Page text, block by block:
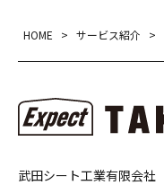
HOME > サービス紹介 >
武田シート工業有限会社